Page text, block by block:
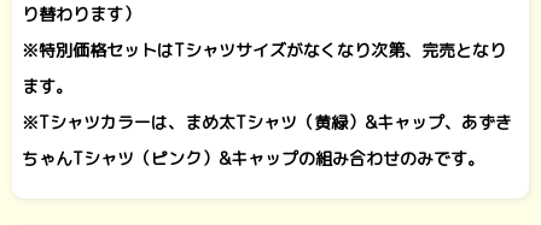
り替わります）
※特別価格セットはTシャツサイズがなくなり次第、完売となり
ます。
※Tシャツカラーは、まめ太Tシャツ（黄緑）&キャップ、あずき
ちゃんTシャツ（ピンク）&キャップの組み合わせのみです。